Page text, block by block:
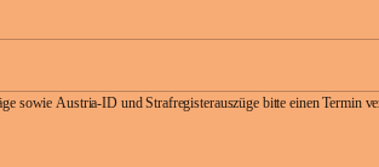
sowie Austria-ID und Strafregisterauszüge bitte einen Termin